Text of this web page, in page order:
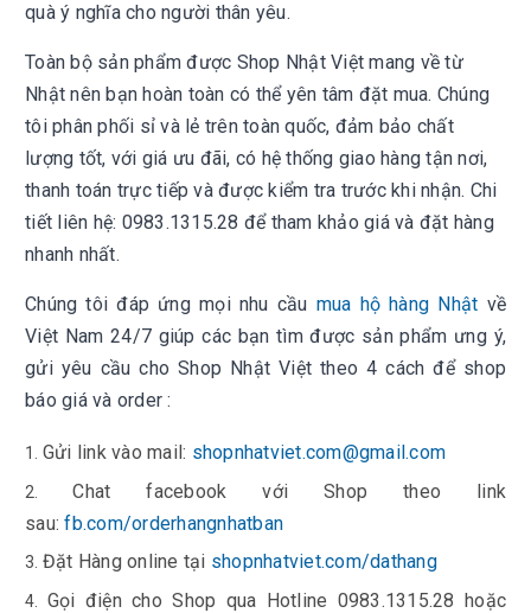
quà ý nghĩa cho người thân yêu.
Toàn bộ sản phẩm được Shop Nhật Việt mang về từ
Nhật nên bạn hoàn toàn có thể yên tâm đặt mua. Chúng
tôi phân phối sỉ và lẻ trên toàn quốc, đảm bảo chất
lượng tốt, với giá ưu đãi, có hệ thống giao hàng tận nơi,
thanh toán trực tiếp và được kiểm tra trước khi nhận. Chi
tiết liên hệ: 0983.1315.28 để tham khảo giá và đặt hàng
nhanh nhất.
Chúng tôi đáp ứng mọi nhu cầu mua hộ hàng Nhật về
Việt Nam 24/7 giúp các bạn tìm được sản phẩm ưng ý,
gửi yêu cầu choShop Nhật Việt theo 4 cách để shop
báo giá và order :
Gửi link vào mail: shopnhatviet.com@gmail.com
Chat facebook với Shop theo link
sau:fb.com/orderhangnhatban
Đặt Hàng online tại shopnhatviet.com/dathang
Gọi điện cho Shop qua Hotline 0983.1315.28 hoặc